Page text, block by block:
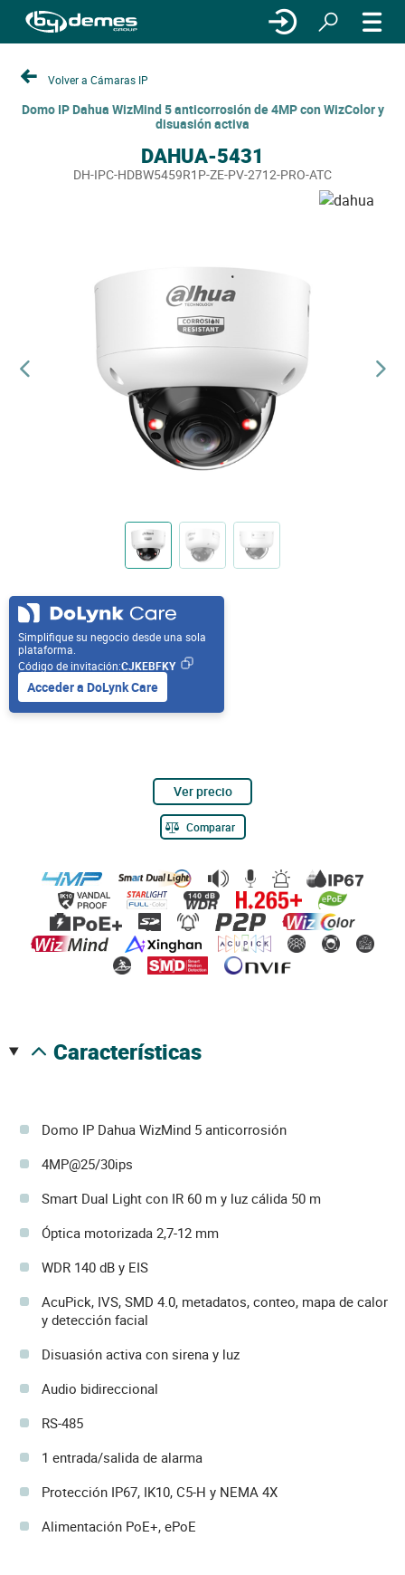
Volver a Cámaras IP
Domo IP Dahua WizMind 5 anticorrosión de 4MP con WizColor y
disuasión activa
DAHUA-5431
DH-IPC-HDBW5459R1P-ZE-PV-2712-PRO-ATC
Simplifique su negocio desde una sola
plataforma.
Código de invitación:CJKEBFKY
Acceder a DoLynk Care
Ver precio
Comparar
características
Domo IP Dahua WizMind 5 anticorrosión
4MP@25/30ips
Smart Dual Light con IR 60 m y luz cálida 50 m
Óptica motorizada 2,7-12 mm
WDR 140 dB y EIS
AcuPick, IVS, SMD 4.0, metadatos, conteo, mapa de calor
y detección facial
Disuasión activa con sirena y luz
Audio bidireccional
RS-485
1 entrada/salida de alarma
Protección IP67, IK10, C5-H y NEMA 4X
Alimentación PoE+, ePoE